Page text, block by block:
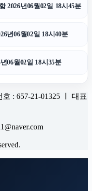
2026년06월02일 18시45분
년06월02일 18시40분
06월02일 18시35분
: 657-21-01325 ㅣ 대표